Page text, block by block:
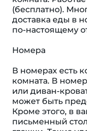
(бесплатно).
доставка еды в
по-настоящему
Номера
В номерах есть
комната. В
или диван-
может быть
Кроме этого, в
письменный